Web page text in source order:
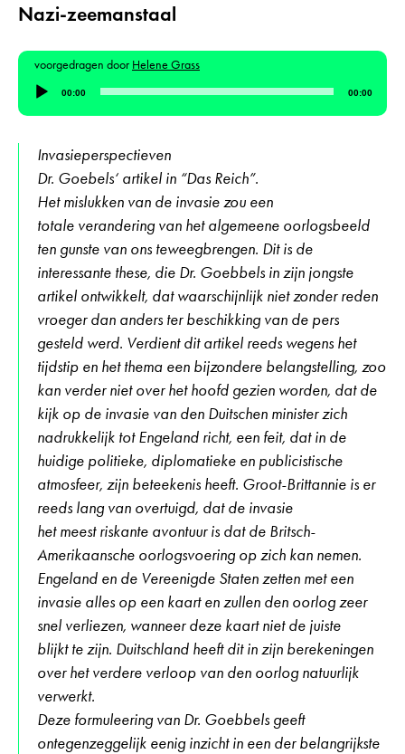
Nazi-zeemanstaal
voorgedragen door Helene Grass
Audiospeler
00:00 00:00
Invasieperspectieven
Dr. Goebels‘ artikel in “Das Reich”.
Het mislukken van de invasie zou een
totale verandering van het algemeene oorlogsbeeld
ten gunste van ons teweegbrengen. Dit is de
interessante these, die Dr. Goebbels in zijn jongste
artikel ontwikkelt, dat waarschijnlijk niet zonder reden
vroeger dan anders ter beschikking van de pers
gesteld werd. Verdient dit artikel reeds wegens het
tijdstip en het thema een bijzondere belangstelling, zoo
kan verder niet over het hoofd gezien worden, dat de
kijk op de invasie van den Duitschen minister zich
nadrukkelijk tot Engeland richt, een feit, dat in de
huidige politieke, diplomatieke en publicistische
atmosfeer, zijn beteekenis heeft. Groot-Brittannie is er
reeds lang van overtuigd, dat de invasie
het meest riskante avontuur is dat de Britsch-
Amerikaansche oorlogsvoering op zich kan nemen.
Engeland en de Vereenigde Staten zetten met een
invasie alles op een kaart en zullen den oorlog zeer
snel verliezen, wanneer deze kaart niet de juiste
blijkt te zijn. Duitschland heeft dit in zijn berekeningen
over het verdere verloop van den oorlog natuurlijk
verwerkt.
Deze formuleering van Dr. Goebbels geeft
ontegenzeggelijk eenig inzicht in een der belangrijkste